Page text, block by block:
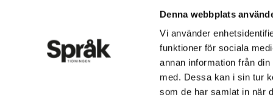
Denna webbplats
Vi använder
funktioner för sociala
annan information från
med. Dessa kan i sin tur
som de har samlat in när
Kundtjänst
Användning
tillåten.
©